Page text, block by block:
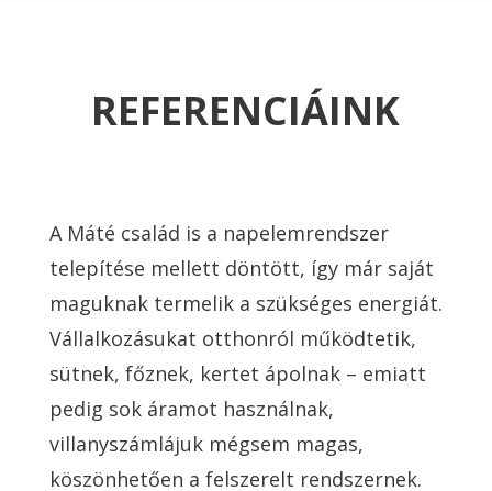
REFERENCIÁINK
A Máté család is a napelemrendszer
telepítése mellett döntött, így már saját
maguknak termelik a szükséges energiát.
Vállalkozásukat otthonról működtetik,
sütnek, főznek, kertet ápolnak – emiatt
pedig sok áramot használnak,
villanyszámlájuk mégsem magas,
köszönhetően a felszerelt rendszernek.